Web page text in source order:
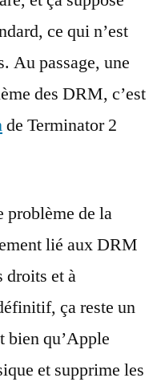
ce qui n’est
Au passage, une
des DRM, c’est
de Terminator 2
problème de la
lié aux DRM
droits et à
ça reste un
bien qu’Apple
et supprime les